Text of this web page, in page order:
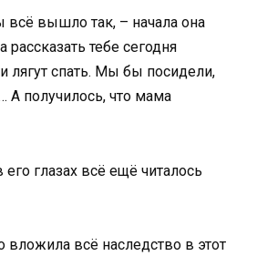
всё вышло так, – начала она
рассказать тебе сегодня
лягут спать. Мы бы посидели,
А получилось, что мама
глазах всё ещё читалось
вложила всё наследство в этот